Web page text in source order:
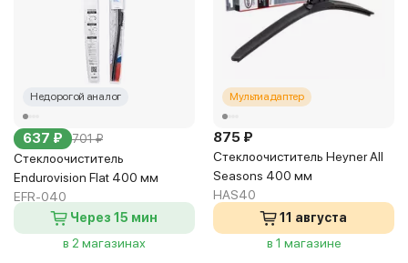
Недорогой аналог
637 ₽ 701 ₽
Стеклоочиститель
Endurovision Flat 400 мм
EFR-040
Через 15 мин
в 2 магазинах
Мультиадаптер
875 ₽
Стеклоочиститель Heyner All
Seasons 400 мм
HAS40
11 августа
в 1 магазине